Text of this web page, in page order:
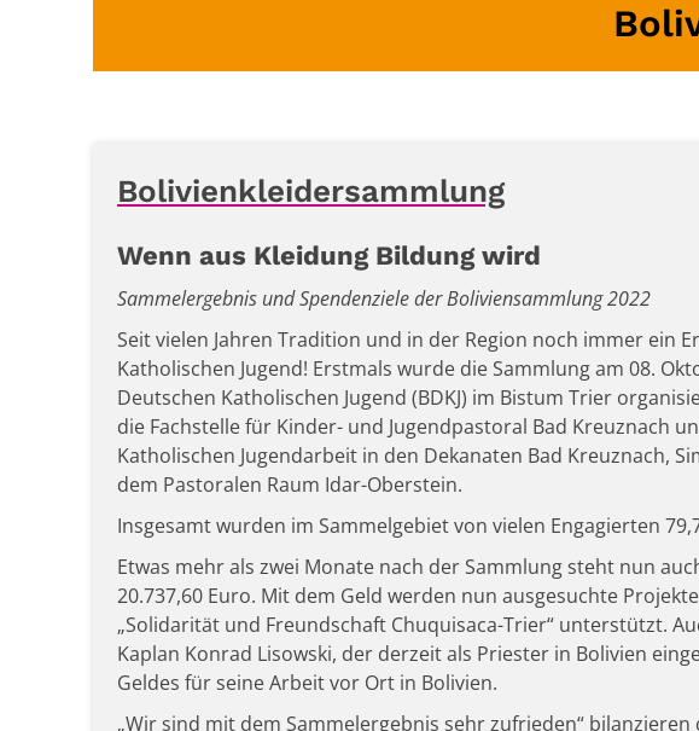
Bolivienkleidersammlung
Wenn aus Kleidung Bildung wird
Sammelergebnis und Spendenziele der Boliviensammlung 2022
Seit vielen Jahren Tradition und in der Region noch immer ein
Katholischen Jugend! Erstmals wurde die Sammlung am 08.
Deutschen Katholischen Jugend (BDKJ) im Bistum Trier
die Fachstelle für Kinder- und Jugendpastoral Bad Kreuznach
Katholischen Jugendarbeit in den Dekanaten Bad Kreuznach,
dem Pastoralen Raum Idar-Oberstein.
Insgesamt wurden im Sammelgebiet von vielen Engagierten
Etwas mehr als zwei Monate nach der Sammlung steht nun
20.737,60 Euro. Mit dem Geld werden nun ausgesuchte
„Solidarität und Freundschaft Chuquisaca-Trier“ unterstützt.
Kaplan Konrad Lisowski, der derzeit als Priester in Bolivien
Geldes für seine Arbeit vor Ort in Bolivien.
„Wir sind mit dem Sammelergebnis sehr zufrieden“